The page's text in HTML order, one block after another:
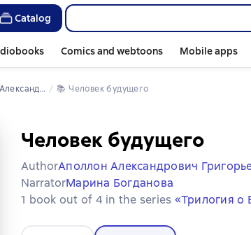
Catalog
Comics and webtoons Mobile apps
Григорьев 📚 Человек будущего
Человек будущего
AuthorАполлон Александрович
NarratorМарина Богданова
1 book out of 4 in the series «Трилогия о